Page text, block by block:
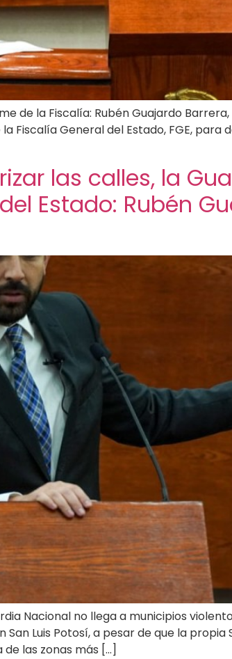
de la Fiscalía: Rubén Guajardo
Fiscalía General del Estado, FGE,
las calles, la
Estado: Rubén
Nacional no llega a municipios
Luis Potosí, a pesar de que la
las zonas más […]